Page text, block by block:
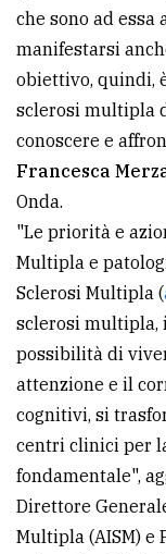
che sono ad essa
manifestarsi
obiettivo, quindi,
sclerosi multipla
conoscere e
Francesca
Onda.
"Le priorità e
Multipla e
Sclerosi Multipla (
sclerosi multipla,
possibilità di
attenzione e il
cognitivi, si
centri clinici per
fondamentale",
Direttore
Multipla (AISM) e